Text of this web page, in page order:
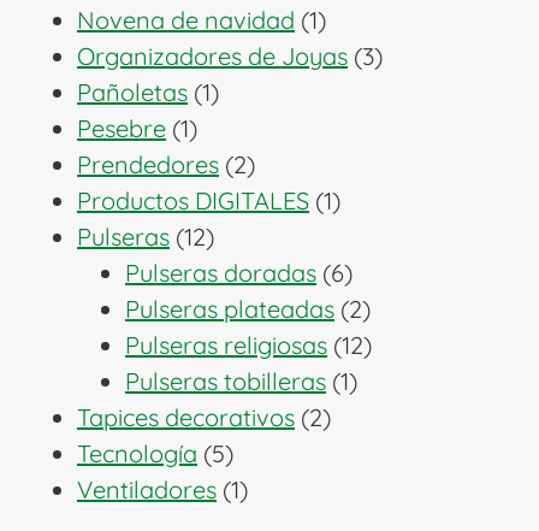
productos
Novena de navidad 11
producto
Organizadores de Joyas 33
Pañoletas 11
Pesebre 11
producto
Prendedores 22
productos
Productos DIGITALES 11
Pulseras 1212
productos
Pulseras doradas 66
productos
Pulseras plateadas 22
productos
Pulseras religiosas 1212
Pulseras tobilleras 11
Tapices decorativos 22
Tecnología 55
productos
Ventiladores 11